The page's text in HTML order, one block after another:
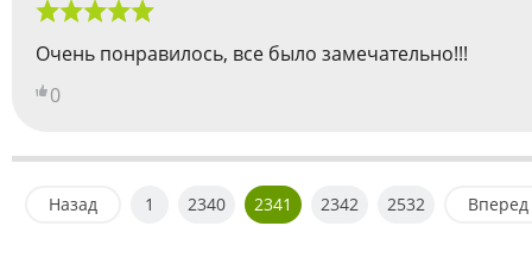
Очень понравилось, все было замечательно!!!
0
Назад 1 2340 2341 2342 2532 Вперед